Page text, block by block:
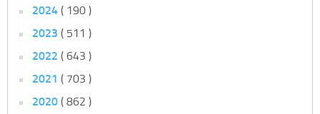
2024( 190 )
2023 ( 511 )
2022 ( 643 )
2021 ( 703 )
2020( 862 )